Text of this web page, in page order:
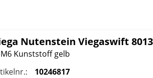
Nutenstein Viegaswift
Kunststoff gelb
10246817